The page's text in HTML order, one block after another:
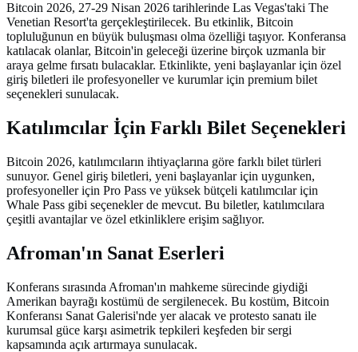
Bitcoin 2026, 27-29 Nisan 2026 tarihlerinde Las Vegas'taki The
Venetian Resort'ta gerçekleştirilecek. Bu etkinlik, Bitcoin
topluluğunun en büyük buluşması olma özelliği taşıyor. Konferansa
katılacak olanlar, Bitcoin'in geleceği üzerine birçok uzmanla bir
araya gelme fırsatı bulacaklar. Etkinlikte, yeni başlayanlar için özel
giriş biletleri ile profesyoneller ve kurumlar için premium bilet
seçenekleri sunulacak.
Katılımcılar İçin Farklı Bilet Seçenekleri
Bitcoin 2026, katılımcıların ihtiyaçlarına göre farklı bilet türleri
sunuyor. Genel giriş biletleri, yeni başlayanlar için uygunken,
profesyoneller için Pro Pass ve yüksek bütçeli katılımcılar için
Whale Pass gibi seçenekler de mevcut. Bu biletler, katılımcılara
çeşitli avantajlar ve özel etkinliklere erişim sağlıyor.
Afroman'ın Sanat Eserleri
Konferans sırasında Afroman'ın mahkeme sürecinde giydiği
Amerikan bayrağı kostümü de sergilenecek. Bu kostüm, Bitcoin
Konferansı Sanat Galerisi'nde yer alacak ve protesto sanatı ile
kurumsal güce karşı asimetrik tepkileri keşfeden bir sergi
kapsamında açık artırmaya sunulacak.